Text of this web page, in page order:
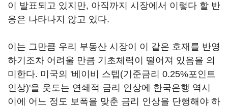
이 발표되고 있지만, 아직까지 시장에서 이렇다 할 반
응은 나타나지 않고 있다.
이는 그만큼 우리 부동산 시장이 이 같은 호재를 반영
하기조차 어려울 만큼 기초체력이 떨어져 있음을 의
미한다. 미국의 '베이비 스텝(기준금리 0.25%포인트
인상)'을 웃도는 연쇄적 금리 인상에 한국은행 역시
이에 어느 정도 보폭을 맞춘 금리 인상을 단행해야 하